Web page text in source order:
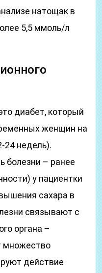
натощак в
5,5 ммоль/л
диабет, который
женщин на
24 недель).
болезни – ранее
у пациентки
сахара в
связывают с
органа –
множество
действие